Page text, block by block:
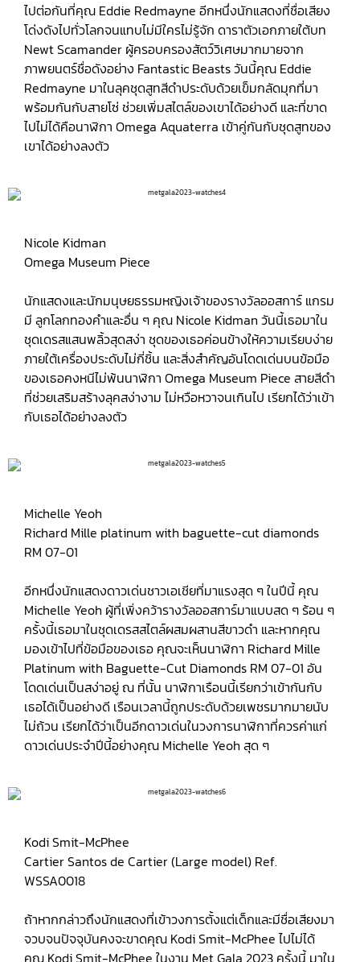
ไปต่อกันที่คุณ Eddie Redmayne อีกหนึ่งนักแสดงที่ชื่อเสียง
โด่งดังไปทั่วโลกจนแทบไม่มีใครไม่รู้จัก ดาราตัวเอกภายใต้บท
Newt Scamander ผู้ครอบครองสัตว์วิเศษมากมายจาก
ภาพยนตร์ชื่อดังอย่าง Fantastic Beasts วันนี้คุณ Eddie
Redmayne มาในลุคชุดสูทสีดำประดับด้วยเข็มกลัดมุกที่มา
พร้อมกันกับสายโซ่ ช่วยเพิ่มสไตล์ของเขาได้อย่างดี และที่ขาด
ไปไม่ได้คือนาฬิกา Omega Aquaterra เข้าคู่กันกับชุดสูทของ
เขาได้อย่างลงตัว
Nicole Kidman
Omega Museum Piece
นักแสดงและนักมนุษยธรรมหญิงเจ้าของรางวัลออสการ์ แกรม
มี ลูกโลกทองคำและอื่น ๆ คุณ Nicole Kidman วันนี้เธอมาใน
ชุดเดรสแสนพลิ้วสุดสง่า ชุดของเธอค่อนข้างให้ความเรียบง่าย
ภายใต้เครื่องประดับไม่กี่ชิ้น และสิ่งสำคัญอันโดดเด่นบนข้อมือ
ของเธอคงหนีไม่พ้นนาฬิกา Omega Museum Piece สายสีดำ
ที่ช่วยเสริมสร้างลุคสง่างาม ไม่หวือหวาจนเกินไป เรียกได้ว่าเข้า
กับเธอได้อย่างลงตัว
Michelle Yeoh
Richard Mille platinum with baguette-cut diamonds
RM 07-01
อีกหนึ่งนักแสดงดาวเด่นชาวเอเชียที่มาแรงสุด ๆ ในปีนี้ คุณ
Michelle Yeoh ผู้ที่เพิ่งคว้ารางวัลออสการ์มาแบบสด ๆ ร้อน ๆ
ครั้งนี้เธอมาในชุดเดรสสไตล์ผสมผสานสีขาวดำ และหากคุณ
มองเข้าไปที่ข้อมือของเธอ คุณจะเห็นนาฬิกา Richard Mille
Platinum with Baguette-Cut Diamonds RM 07-01 อัน
โดดเด่นเป็นสง่าอยู่ ณ ที่นั้น นาฬิกาเรือนนี้เรียกว่าเข้ากันกับ
เธอได้เป็นอย่างดี เรือนเวลานี้ถูกประดับด้วยเพชรมากมายนับ
ไม่ถ้วน เรียกได้ว่าเป็นอีกดาวเด่นในวงการนาฬิกาที่ควรค่าแก่
ดาวเด่นประจำปีนี้อย่างคุณ Michelle Yeoh สุด ๆ
Kodi Smit-McPhee
Cartier Santos de Cartier (Large model) Ref.
WSSA0018
ถ้าหากกล่าวถึงนักแสดงที่เข้าวงการตั้งแต่เด็กและมีชื่อเสียงมา
จวบจนปัจจุบันคงจะขาดคุณ Kodi Smit-McPhee ไปไม่ได้